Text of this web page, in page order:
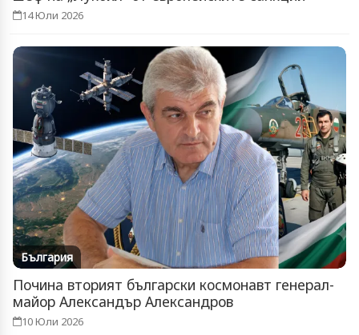
14 Юли 2026
България
Почина вторият български космонавт генерал-
майор Александър Александров
10 Юли 2026